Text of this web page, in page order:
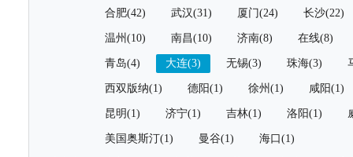
合肥(42) 武汉(31) 厦门(24) 长沙(22)
温州(10) 南昌(10) 济南(8) 在线(8)
青岛(4) 大连(3) 无锡(3) 珠海(3)
西双版纳(1) 德阳(1) 徐州(1) 咸阳(1)
昆明(1) 济宁(1) 吉林(1) 洛阳(1)
美国奥斯汀(1) 曼谷(1) 海口(1)